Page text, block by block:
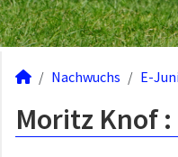
Nachwuchs E-
Moritz Knof